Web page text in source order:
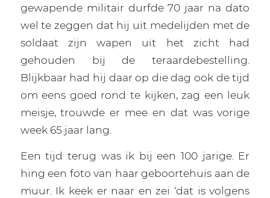
gewapende militair durfde 70 jaar na dato
wel te zeggen dat hij uit medelijden met de
soldaat zijn wapen uit het zicht had
gehouden bij de teraardebestelling.
Blijkbaar had hij daar op die dag ook de tijd
om eens goed rond te kijken, zag een leuk
meisje, trouwde er mee en dat was vorige
week 65 jaar lang.
Een tijd terug was ik bij een 100 jarige. Er
hing een foto van haar geboortehuis aan de
muur. Ik keek er naar en zei ‘dat is volgens